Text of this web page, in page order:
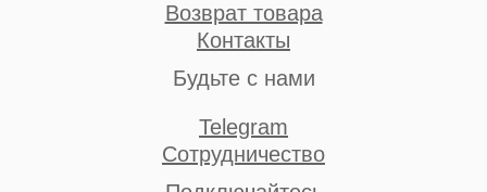
Возврат товара
Контакты
Будьте с нами
Telegram
Сотрудничество